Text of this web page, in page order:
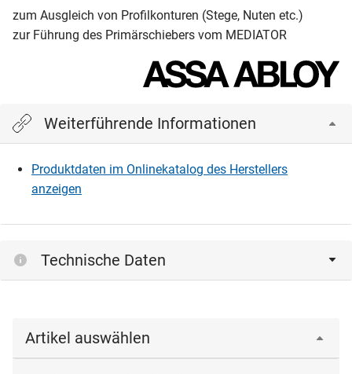
zum Ausgleich von Profilkonturen (Stege, Nuten etc.)
zur Führung des Primärschiebers vom MEDIATOR
Weiterführende Informationen
Produktdaten im Onlinekatalog des Herstellers
anzeigen
Technische Daten
Artikel auswählen